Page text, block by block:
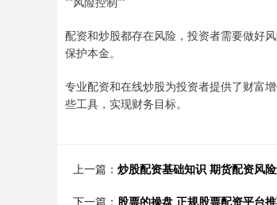
配资和炒股都存在风险，投资者需要做好
保护本金。
专业配资和在线炒股为投资者提供了财富
些工具，实现财务目标。
上一篇： 炒股配资基础知识 期货配资风
下一篇： 股票的操盘 正规股票配资平台